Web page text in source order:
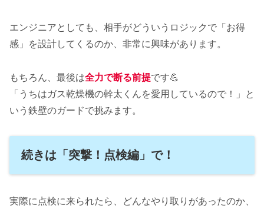
エンジニアとしても、相手がどういうロジックで「お得
感」を設計してくるのか、非常に興味があります。
もちろん、最後は全力で断る前提です💪
「うちはガス乾燥機の幹太くんを愛用しているので！」と
いう鉄壁のガードで挑みます。
続きは「突撃！点検編」で！
実際に点検に来られたら、どんなやり取りがあったのか、